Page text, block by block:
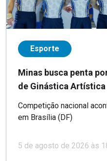
Esporte
Minas busca penta
de Ginástica Artística
Competição nacional
em Brasília (DF)
5 de agosto de 2026 às